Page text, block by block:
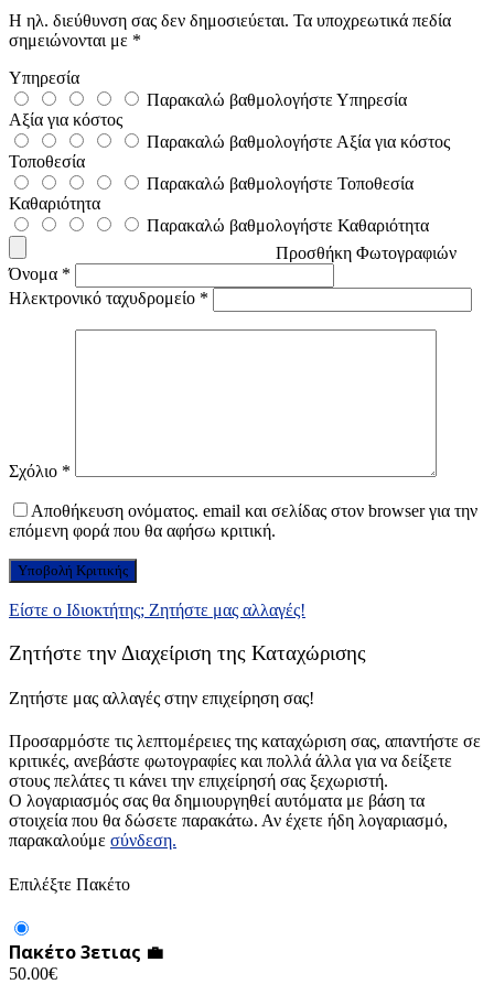
Η ηλ. διεύθυνση σας δεν δημοσιεύεται. Τα υποχρεωτικά πεδία
σημειώνονται με *
Υπηρεσία
Παρακαλώ βαθμολογήστε Υπηρεσία
Αξία για κόστος
Παρακαλώ βαθμολογήστε Αξία για κόστος
Τοποθεσία
Παρακαλώ βαθμολογήστε Τοποθεσία
Καθαριότητα
Παρακαλώ βαθμολογήστε Καθαριότητα
Προσθήκη Φωτογραφιών
Όνομα *
Ηλεκτρονικό ταχυδρομείο *
Σχόλιο *
Αποθήκευση ονόματος. email και σελίδας στον browser για την
επόμενη φορά που θα αφήσω κριτική.
Είστε ο Ιδιοκτήτης; Ζητήστε μας αλλαγές!
Ζητήστε την Διαχείριση της Καταχώρισης
Ζητήστε μας αλλαγές στην επιχείρηση σας!
Προσαρμόστε τις λεπτομέρειες της καταχώριση σας, απαντήστε σε
κριτικές, ανεβάστε φωτογραφίες και πολλά άλλα για να δείξετε
στους πελάτες τι κάνει την επιχείρησή σας ξεχωριστή.
Ο λογαριασμός σας θα δημιουργηθεί αυτόματα με βάση τα
στοιχεία που θα δώσετε παρακάτω. Αν έχετε ήδη λογαριασμό,
παρακαλούμε σύνδεση.
Επιλέξτε Πακέτο
Πακέτο 3ετιας 💼
50.00€